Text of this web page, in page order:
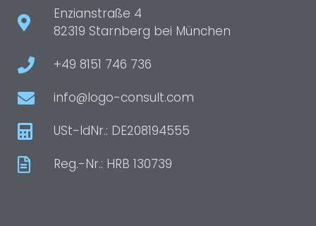
Enzianstraße 4
82319 Starnberg bei München
+49 8151 746 736
info@logo-consult.com
USt-IdNr.: DE208194555
Reg.-Nr.: HRB 130739